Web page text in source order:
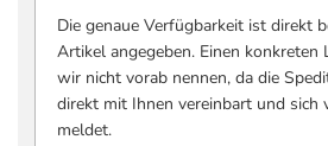
Pfosten
MATERIAL
Die genaue Verfügbarkeit ist direkt
Artikel angegeben. Einen konkreten
wir nicht vorab nennen, da die
direkt mit Ihnen vereinbart und sich
meldet.